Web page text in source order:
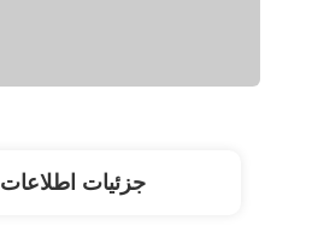
جزئیات اطلاعات